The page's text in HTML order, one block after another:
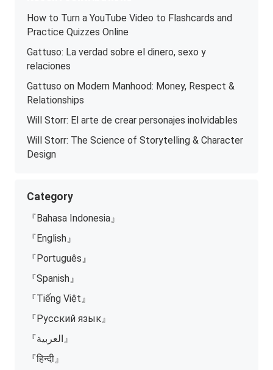
How to Turn a YouTube Video to Flashcards and
Practice Quizzes Online
Gattuso: La verdad sobre el dinero, sexo y
relaciones
Gattuso on Modern Manhood: Money, Respect &
Relationships
Will Storr: El arte de crear personajes inolvidables
Will Storr: The Science of Storytelling & Character
Design
Category
『Bahasa Indonesia』
『English』
『Português』
『Spanish』
『Tiếng Việt』
『Русский язык』
『العربية』
『हिन्दी』